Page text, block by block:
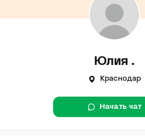
Юлия .
Краснодар
Начать чат